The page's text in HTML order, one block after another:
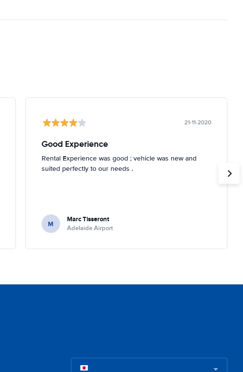
21-11-2020
Good Experience
Rental Experience was good ; vehicle was new and
suited perfectly to our needs .
M Marc Tisseront
Adelaide Airport